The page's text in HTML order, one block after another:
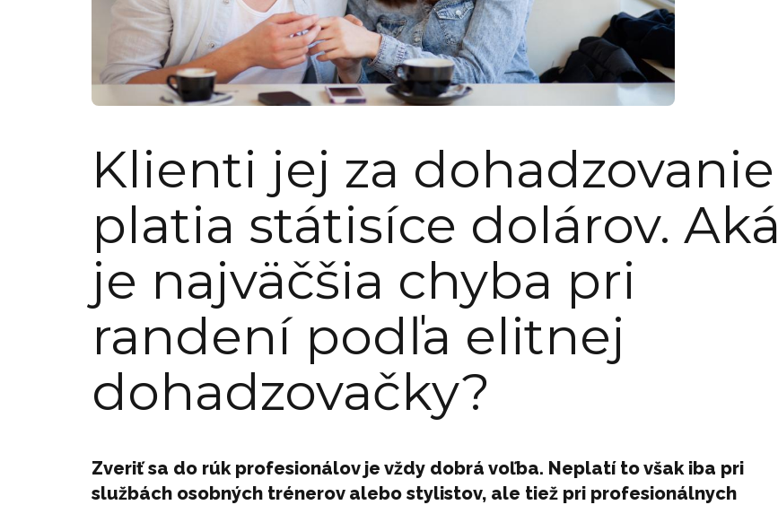
Klienti jej za dohadzovanie
platia státisíce dolárov. Aká
je najväčšia chyba pri
randení podľa elitnej
dohadzovačky?
Zveriť sa do rúk profesionálov je vždy dobrá voľba. Neplatí to však iba pri
službách osobných trénerov alebo stylistov, ale tiež pri profesionálnych